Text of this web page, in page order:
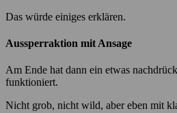
Das würde einiges erklären.
Aussperraktion mit Ansage
Am Ende hat dann ein etwas
funktioniert.
Nicht grob, nicht wild, aber eben mit